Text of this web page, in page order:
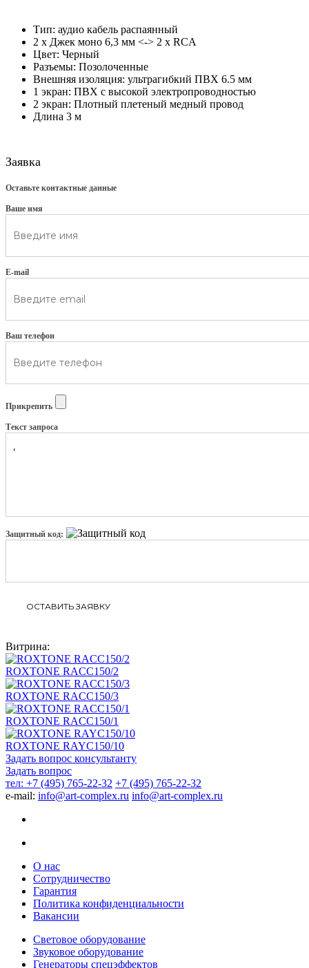
Тип: аудио кабель распаянный
2 х Джек моно 6,3 мм <-> 2 х RCA
Цвет: Черный
Разъемы: Позолоченные
Внешняя изоляция: ультрагибкий ПВХ 6.5 мм
1 экран: ПВХ с высокой электропроводностью
2 экран: Плотный плетеный медный провод
Длина 3 м
Заявка
Оставьте контактные данные
Ваше имя
E-mail
Ваш телефон
Прикрепить
Текст запроса
Защитный код:
Витрина:
ROXTONE RACC150/2
ROXTONE RACC150/3
ROXTONE RACC150/1
ROXTONE RAYC150/10
Задать вопрос консультанту
Задать вопрос
тел: +7 (495) 765-22-32 +7 (495) 765-22-32
e-mail: info@art-complex.ru info@art-complex.ru
О нас
Сотрудничество
Гарантия
Политика конфиденциальности
Вакансии
Световое оборудование
Звуковое оборудование
Генераторы спецэффектов